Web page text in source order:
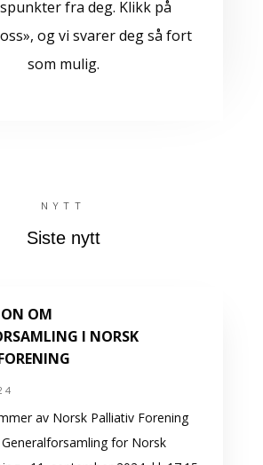
fra deg. Klikk på
og vi svarer deg så fort
som mulig.
NYTT
Siste nytt
OM
I NORSK
av Norsk Palliativ Forening
for Norsk